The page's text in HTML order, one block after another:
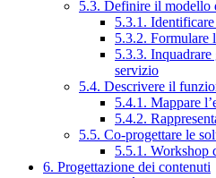
5.3. Definire il modello
5.3.1.
5.3.2. Formulare
5.3.3.
servizio
5.4. Descrivere il
5.4.1. Mappare
5.4.2.
5.5. Co-progettare le
5.5.1. Workshop
6. Progettazione dei contenuti